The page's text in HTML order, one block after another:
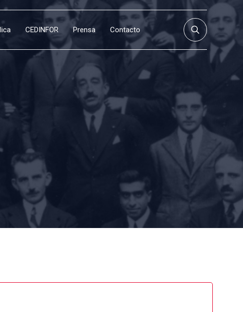
CEDINFOR Prensa Contacto